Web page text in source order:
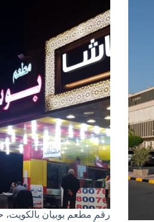
رقم مطعم بوبيان بالكويت،